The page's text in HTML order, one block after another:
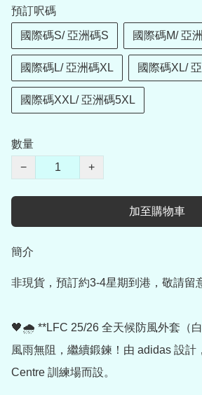
預訂呎碼
國際碼S/ 亞洲碼S 國際碼M/ 亞
國際碼L/ 亞洲碼XL 國際碼XL/
國際碼XXL/ 亞洲碼5XL
數量
−
+
加至購物車
簡介
非現貨，預訂約3-4星期到港，敬請留
🖤🌧️ **LFC 25/26 全天候防風外套（
風雨無阻，繼續鍛鍊！由 adidas 設計
Centre 訓練場而設。